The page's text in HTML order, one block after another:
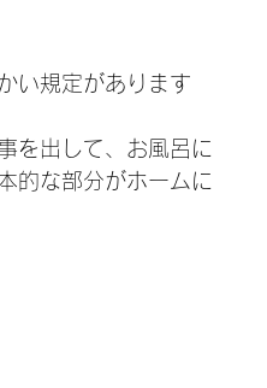
い規定があります
を出して、お風呂に
的な部分がホームに